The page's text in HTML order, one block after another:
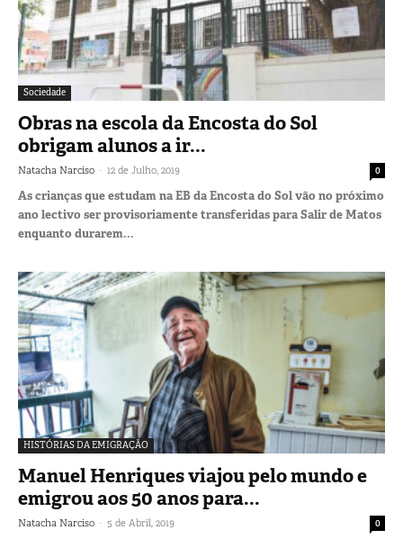
Sociedade
Obras na escola da Encosta do Sol
obrigam alunos a ir...
Natacha Narciso - 12 de Julho, 2019 0
As crianças que estudam na EB da Encosta do Sol vão no próximo
ano lectivo ser provisoriamente transferidas para Salir de Matos
enquanto durarem...
HISTÓRIAS DA EMIGRAÇÃO
Manuel Henriques viajou pelo mundo e
emigrou aos 50 anos para...
Natacha Narciso - 5 de Abril, 2019 0